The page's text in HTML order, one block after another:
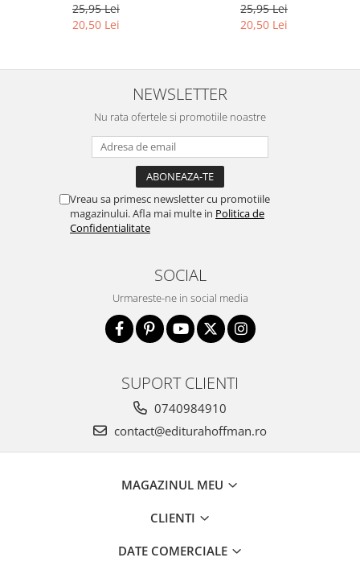
25,95 Lei
20,50 Lei
25,95 Lei
20,50 Lei
NEWSLETTER
Nu rata ofertele si promotiile noastre
Vreau sa primesc newsletter cu promotiile
magazinului. Afla mai multe in Politica de
Confidentialitate
SOCIAL
Urmareste-ne in social media
SUPORT CLIENTI
0740984910
contact@editurahoffman.ro
MAGAZINUL MEU
CLIENTI
DATE COMERCIALE